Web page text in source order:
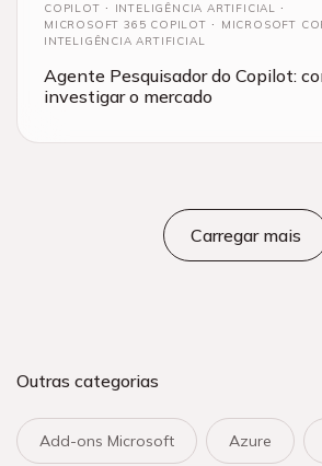
COPILOT
INTELIGÊNCIA ARTIFICIAL
MICROSOFT 365 COPILOT
MICROSOFT
INTELIGÊNCIA ARTIFICIAL
Agente Pesquisador do Copilot:
investigar o mercado
Carregar mais
Outras categorias
Add-ons Microsoft Azure